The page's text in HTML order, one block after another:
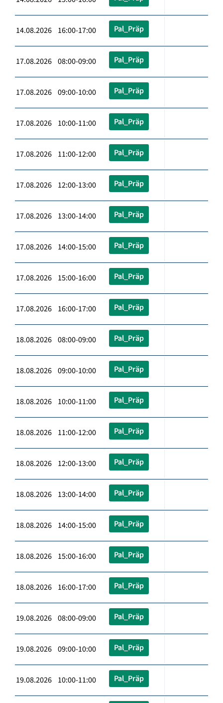
14.08.2026 16:00-17:00 Pal_Präp
17.08.2026 08:00-09:00 Pal_Präp
17.08.2026 09:00-10:00 Pal_Präp
17.08.2026 10:00-11:00 Pal_Präp
17.08.2026 11:00-12:00 Pal_Präp
17.08.2026 12:00-13:00 Pal_Präp
17.08.2026 13:00-14:00 Pal_Präp
17.08.2026 14:00-15:00 Pal_Präp
17.08.2026 15:00-16:00 Pal_Präp
17.08.2026 16:00-17:00 Pal_Präp
18.08.2026 08:00-09:00 Pal_Präp
18.08.2026 09:00-10:00 Pal_Präp
18.08.2026 10:00-11:00 Pal_Präp
18.08.2026 11:00-12:00 Pal_Präp
18.08.2026 12:00-13:00 Pal_Präp
18.08.2026 13:00-14:00 Pal_Präp
18.08.2026 14:00-15:00 Pal_Präp
18.08.2026 15:00-16:00 Pal_Präp
18.08.2026 16:00-17:00 Pal_Präp
19.08.2026 08:00-09:00 Pal_Präp
19.08.2026 09:00-10:00 Pal_Präp
19.08.2026 10:00-11:00 Pal_Präp